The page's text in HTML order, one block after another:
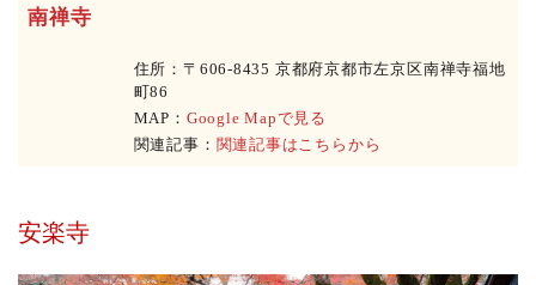
南禅寺
住所：〒606-8435 京都府京都市左京区南禅寺福地
町86
MAP： Google Mapで見る
関連記事： 関連記事はこちらから
安楽寺